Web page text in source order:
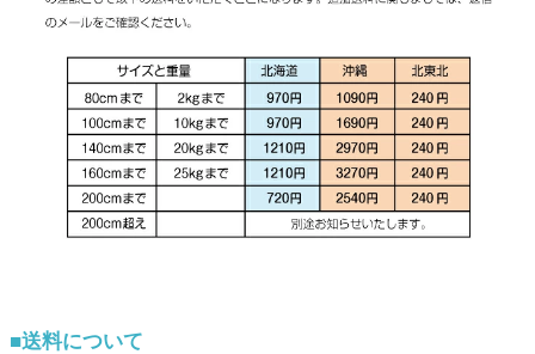
■送料について